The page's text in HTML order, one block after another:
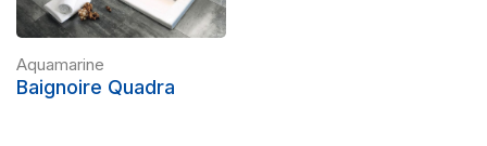
Aquamarine
Baignoire Quadra